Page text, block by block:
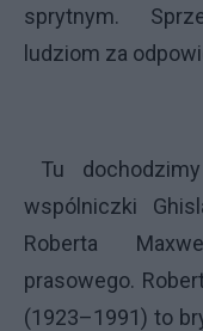
sprytnym.
ludziom za
Tu
wspólniczki
Roberta
prasowego.
(1923–1991) to